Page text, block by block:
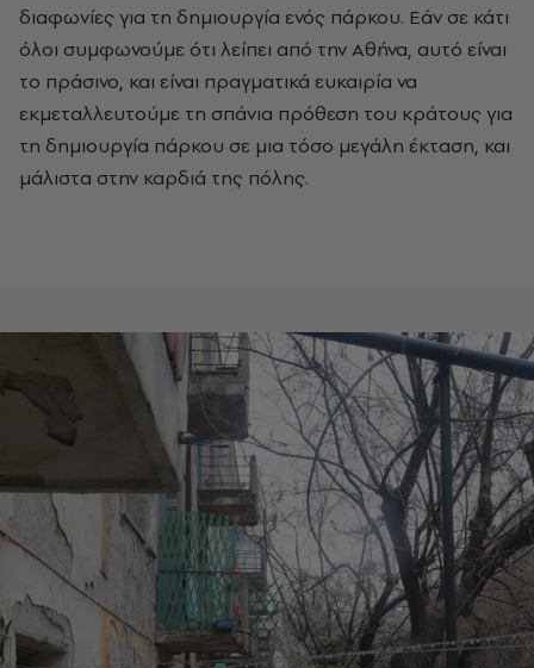
διαφωνίες για τη δημιουργία ενός πάρκου. Eάν σε κάτι
όλοι συμφωνούμε ότι λείπει από την Aθήνα, αυτό είναι
το πράσινο, και είναι πραγματικά ευκαιρία να
εκμεταλλευτούμε τη σπάνια πρόθεση του κράτους για
τη δημιουργία πάρκου σε μια τόσο μεγάλη έκταση, και
μάλιστα στην καρδιά της πόλης.